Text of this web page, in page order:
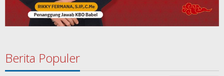
Berita Populer